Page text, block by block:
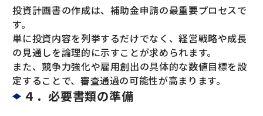
投資計画書の作成は、補助金申請の最重要プロセスで
す。
単に投資内容を列挙するだけでなく、経営戦略や成長
の見通しを論理的に示すことが求められます。
また、競争力強化や雇用創出の具体的な数値目標を設
定することで、審査通過の可能性が高まります。
４．必要書類の準備